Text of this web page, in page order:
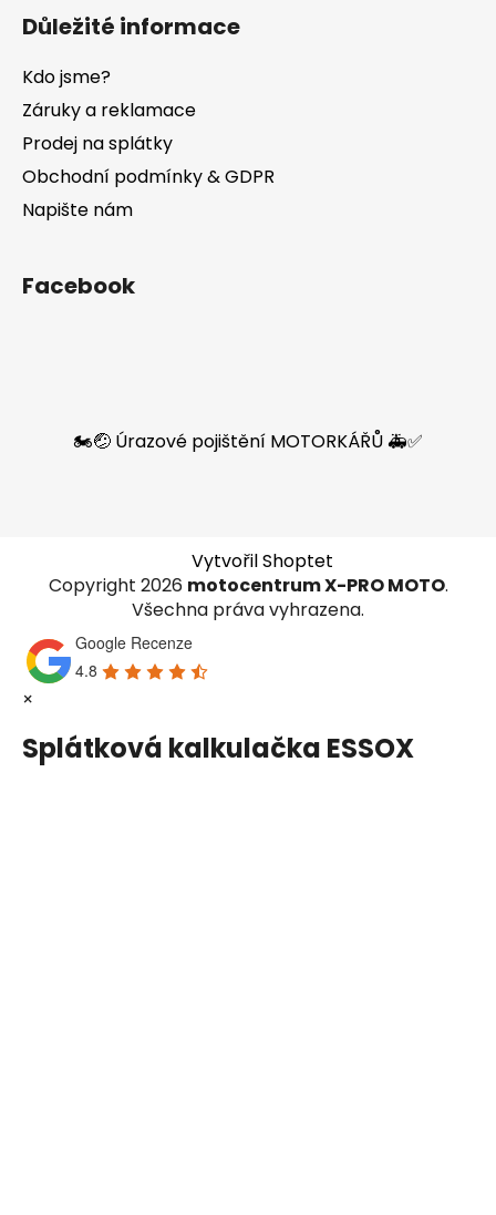
Důležité informace
Kdo jsme?
Záruky a reklamace
Prodej na splátky
Obchodní podmínky & GDPR
Napište nám
Facebook
🏍️🤕 Úrazové pojištění MOTORKÁŘŮ 🚑✅
Vytvořil Shoptet
Copyright 2026 motocentrum X-PRO MOTO.
Všechna práva vyhrazena.
Google Recenze
4.8
×
Splátková kalkulačka ESSOX